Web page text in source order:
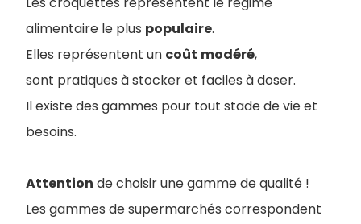
alimentaire le plus populaire.
Elles représentent un coût modéré,
sont pratiques à stocker et faciles à doser.
Il existe des gammes pour tout stade de vie et
besoins.
Attention de choisir une gamme de qualité !
Les gammes de supermarchés correspondent